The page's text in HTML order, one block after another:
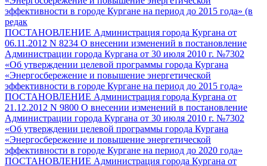
эффективности в городе Кургане на период до 2015 года» (в
редак
ПОСТАНОВЛЕНИЕ Администрация города Кургана от
06.11.2012 N 8234 О внесении изменений в постановление
Администрации города Кургана от 30 июля 2010 г. №7302
«Об утверждении целевой программы города Кургана
«Энергосбережение и повышение энергетической
эффективности в городе Кургане на период до 2015 года»
ПОСТАНОВЛЕНИЕ Администрация города Кургана от
21.12.2012 N 9800 О внесении изменений в постановление
Администрации города Кургана от 30 июля 2010 г. №7302
«Об утверждении целевой программы города Кургана
«Энергосбережение и повышение энергетической
эффективности в городе Кургане на период до 2020 года»
ПОСТАНОВЛЕНИЕ Администрация города Кургана от